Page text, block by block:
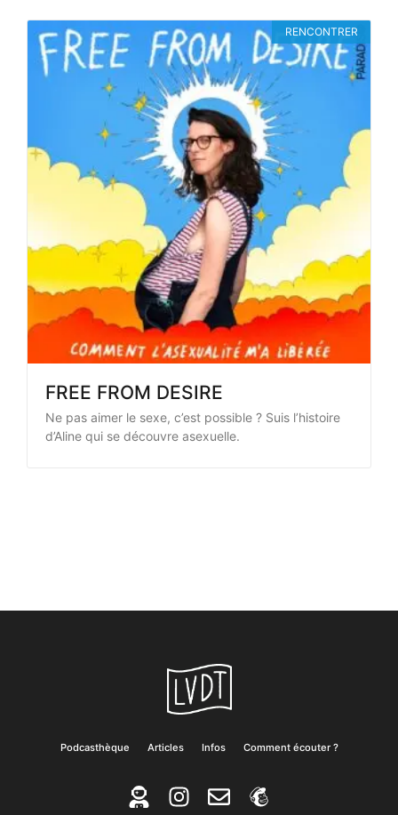
RENCONTRER
FREE FROM DESIRE
Ne pas aimer le sexe, c’est possible ? Suis l’histoire
d’Aline qui se découvre asexuelle.
Podcasthèque Articles Infos Comment écouter ?